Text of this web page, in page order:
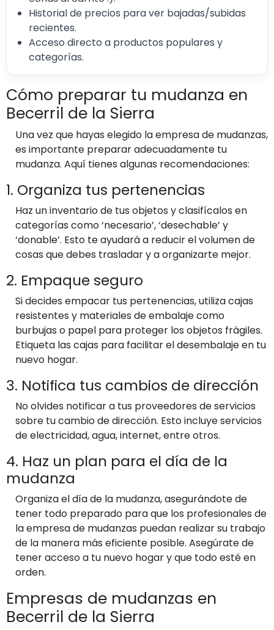
Historial de precios para ver bajadas/subidas
recientes.
Acceso directo a productos populares y
categorías.
Cómo preparar tu mudanza en
Becerril de la Sierra
Una vez que hayas elegido la empresa de mudanzas,
es importante preparar adecuadamente tu
mudanza. Aquí tienes algunas recomendaciones:
1. Organiza tus pertenencias
Haz un inventario de tus objetos y clasifícalos en
categorías como ‘necesario’, ‘desechable’ y
‘donable’. Esto te ayudará a reducir el volumen de
cosas que debes trasladar y a organizarte mejor.
2. Empaque seguro
Si decides empacar tus pertenencias, utiliza cajas
resistentes y materiales de embalaje como
burbujas o papel para proteger los objetos frágiles.
Etiqueta las cajas para facilitar el desembalaje en tu
nuevo hogar.
3. Notifica tus cambios de dirección
No olvides notificar a tus proveedores de servicios
sobre tu cambio de dirección. Esto incluye servicios
de electricidad, agua, internet, entre otros.
4. Haz un plan para el día de la
mudanza
Organiza el día de la mudanza, asegurándote de
tener todo preparado para que los profesionales de
la empresa de mudanzas puedan realizar su trabajo
de la manera más eficiente posible. Asegúrate de
tener acceso a tu nuevo hogar y que todo esté en
orden.
Empresas de mudanzas en
Becerril de la Sierra